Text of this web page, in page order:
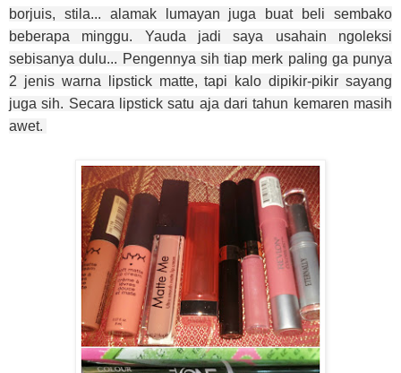
borjuis, stila... alamak lumayan juga buat beli sembako
beberapa minggu. Yauda jadi saya usahain ngoleksi
sebisanya dulu... Pengennya sih tiap merk paling ga punya
2 jenis warna lipstick matte, tapi kalo dipikir-pikir sayang
juga sih. Secara lipstick satu aja dari tahun kemaren masih
awet.